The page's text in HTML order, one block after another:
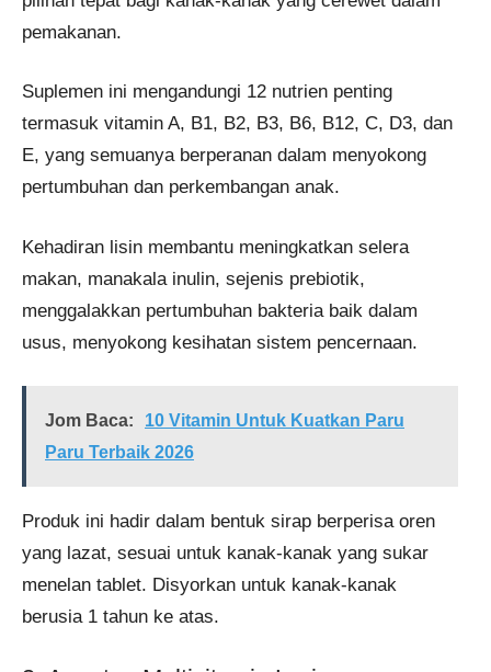
pemakanan.
Suplemen ini mengandungi 12 nutrien penting
termasuk vitamin A, B1, B2, B3, B6, B12, C, D3, dan
E, yang semuanya berperanan dalam menyokong
pertumbuhan dan perkembangan anak.
Kehadiran lisin membantu meningkatkan selera
makan, manakala inulin, sejenis prebiotik,
menggalakkan pertumbuhan bakteria baik dalam
usus, menyokong kesihatan sistem pencernaan.
Jom Baca:
10 Vitamin Untuk Kuatkan Paru
Paru Terbaik 2026
Produk ini hadir dalam bentuk sirap berperisa oren
yang lazat, sesuai untuk kanak-kanak yang sukar
menelan tablet. Disyorkan untuk kanak-kanak
berusia 1 tahun ke atas.